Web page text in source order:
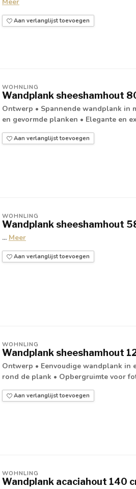
Aan verlanglijst toevoegen
WOHNLING
Wandplank sheeshamhout
Ontwerp • Spannende wandplank in
en gevormde planken • Elegante en
Aan verlanglijst toevoegen
WOHNLING
Wandplank sheeshamhout
... Meer
Aan verlanglijst toevoegen
WOHNLING
Wandplank sheeshamhout
Ontwerp • Eenvoudige wandplank in
rond de plank • Opbergruimte voor
Aan verlanglijst toevoegen
WOHNLING
Wandplank acaciahout 140